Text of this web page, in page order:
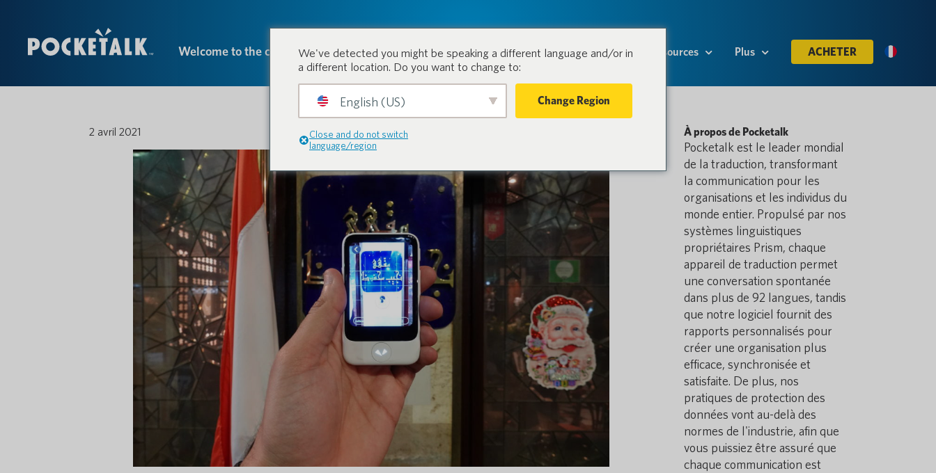
Welcome to the conversation. Produits Industries Ressources Plus ACHETER
2 avril 2021 À propos de Pocketalk
Pocketalk est le leader mondial
de la traduction, transformant
la communication pour les
organisations et les individus du
monde entier. Propulsé par nos
systèmes linguistiques
propriétaires Prism, chaque
appareil de traduction permet
une conversation spontanée
dans plus de 92 langues, tandis
que notre logiciel fournit des
rapports personnalisés pour
créer une organisation plus
efficace, synchronisée et
satisfaite. De plus, nos
pratiques de protection des
données vont au-delà des
normes de l'industrie, afin que
vous puissiez être assuré que
chaque communication est
We've detected you might be speaking a different language and/or in
a different location. Do you want to change to:
English (US) Change Region
Close and do not switch
language/region